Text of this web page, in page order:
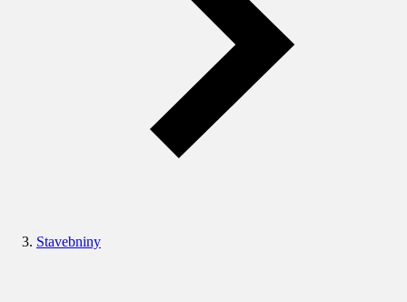
Stavebniny